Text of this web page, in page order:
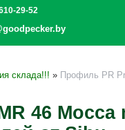
29-52
склада!!! » Профиль PR
46 Mocca